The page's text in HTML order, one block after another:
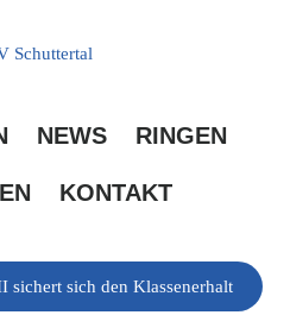
NEWS RINGEN
KONTAKT
sichert sich den Klassenerhalt